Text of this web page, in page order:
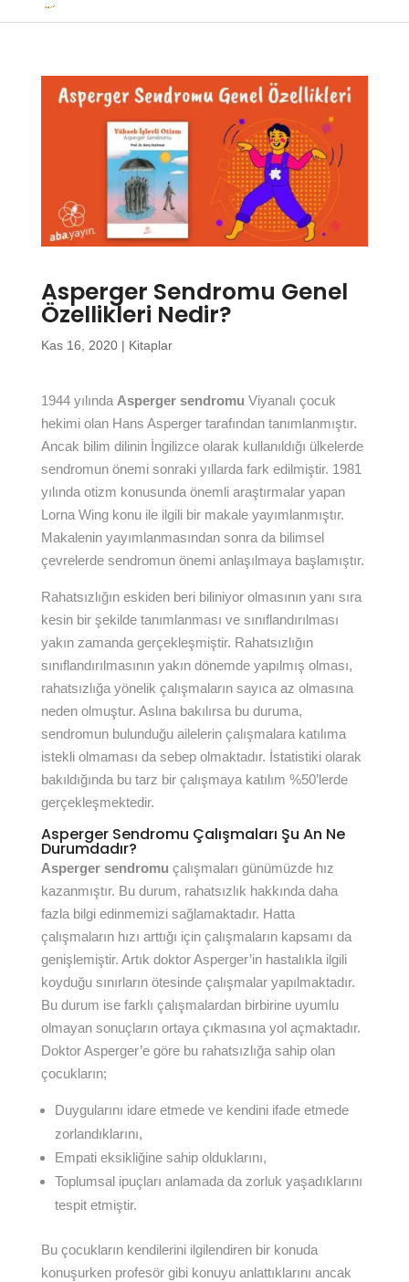
Asperger Sendromu Genel
Özellikleri Nedir?
Kas 16, 2020| Kitaplar
1944 yılındaAsperger sendromu Viyanalı çocuk
hekimi olan Hans Asperger tarafından tanımlanmıştır.
Ancak bilim dilinin İngilizce olarak kullanıldığı ülkelerde
sendromun önemi sonraki yıllarda fark edilmiştir. 1981
yılında otizm konusunda önemli araştırmalar yapan
Lorna Wing konu ile ilgili bir makale yayımlanmıştır.
Makalenin yayımlanmasından sonra da bilimsel
çevrelerde sendromun önemi anlaşılmaya başlamıştır.
Rahatsızlığın eskiden beri biliniyor olmasının yanı sıra
kesin bir şekilde tanımlanması ve sınıflandırılması
yakın zamanda gerçekleşmiştir. Rahatsızlığın
sınıflandırılmasının yakın dönemde yapılmış olması,
rahatsızlığa yönelik çalışmaların sayıca az olmasına
neden olmuştur. Aslına bakılırsa bu duruma,
sendromun bulunduğu ailelerin çalışmalara katılıma
istekli olmaması da sebep olmaktadır. İstatistiki olarak
bakıldığında bu tarz bir çalışmaya katılım %50’lerde
gerçekleşmektedir.
Asperger Sendromu Çalışmaları Şu An Ne
Durumdadır?
Asperger sendromu çalışmaları günümüzde hız
kazanmıştır. Bu durum, rahatsızlık hakkında daha
fazla bilgi edinmemizi sağlamaktadır. Hatta
çalışmaların hızı arttığı için çalışmaların kapsamı da
genişlemiştir. Artık doktor Asperger’in hastalıkla ilgili
koyduğu sınırların ötesinde çalışmalar yapılmaktadır.
Bu durum ise farklı çalışmalardan birbirine uyumlu
olmayan sonuçların ortaya çıkmasına yol açmaktadır.
Doktor Asperger’e göre bu rahatsızlığa sahip olan
çocukların;
Duygularını idare etmede ve kendini ifade etmede
zorlandıklarını,
Empati eksikliğine sahip olduklarını,
Toplumsal ipuçları anlamada da zorluk yaşadıklarını
tespit etmiştir.
Bu çocukların kendilerini ilgilendiren bir konuda
konuşurken profesör gibi konuyu anlattıklarını ancak